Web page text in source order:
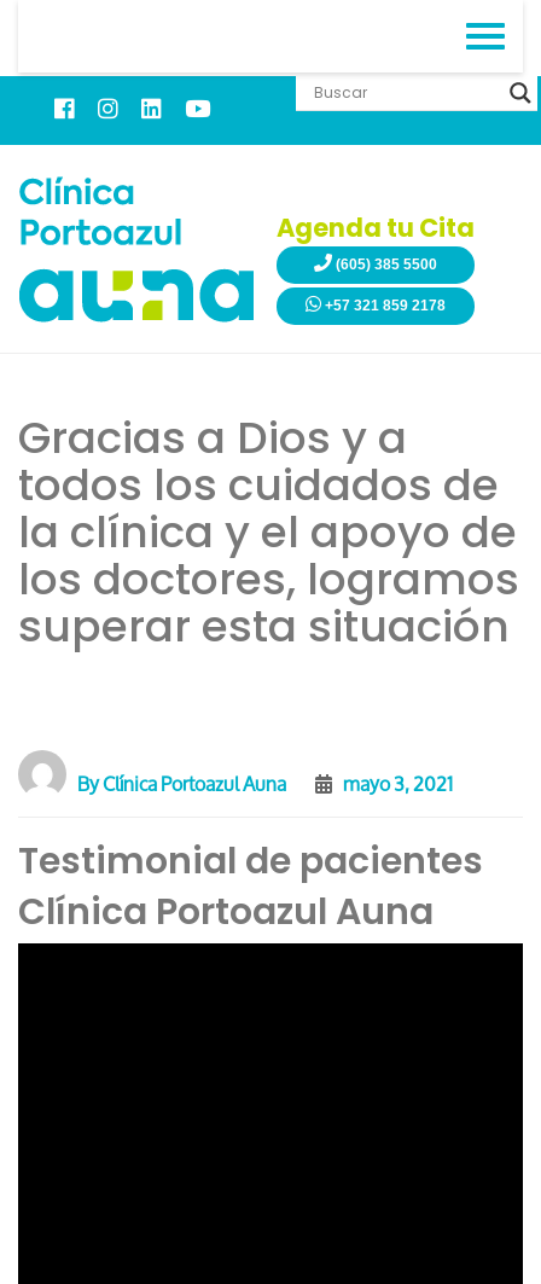
Agenda tu Cita
(605) 385 5500
+57 321 859 2178
Gracias a Dios y a
todos los cuidados de
la clínica y el apoyo de
los doctores, logramos
superar esta situación
ByClínica Portoazul Auna mayo 3, 2021
Testimonial de pacientes
Clínica Portoazul Auna